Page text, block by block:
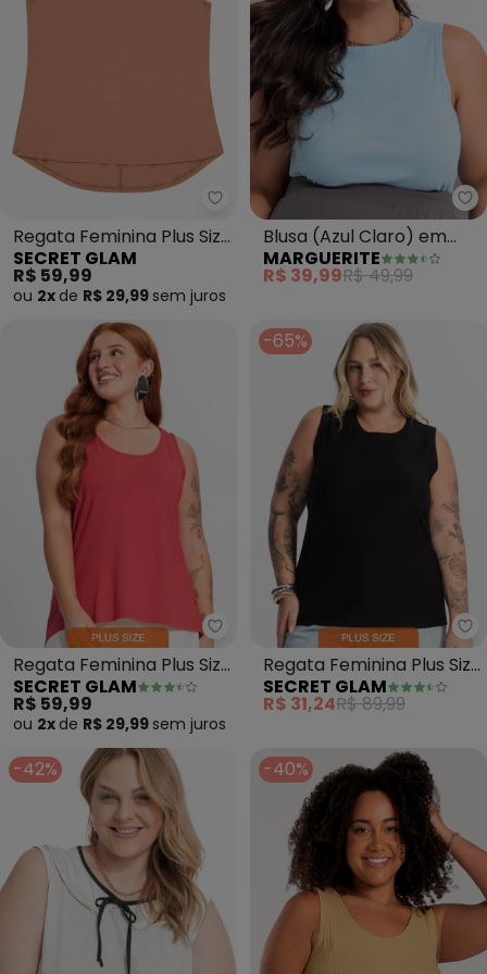
Secret Glam - Regata Feminina
Regata Feminina Plus Size
(Bege)
SECRET GLAM
R$ 59,99
ou 2x de R$ 29,99 sem juros
Blusa (Azul Claro) em
Canelado
MARGUERITE
R$ 39,99R$ 49,99
Secret Glam - Regata
Regata Feminina Plus Size
(Vermelho)
SECRET GLAM
R$ 59,99
ou 2x de R$ 29,99 sem juros
-65%
Regata Feminina Plus Size
(Preto)
SECRET GLAM
R$ 31,24R$ 89,99
-42% -40%